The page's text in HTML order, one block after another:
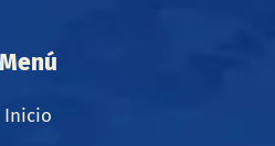
Menú
Inicio